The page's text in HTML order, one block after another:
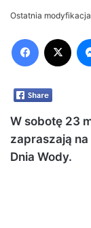
Ostatnia
W sobotę 23
zapraszają
Dnia Wody.